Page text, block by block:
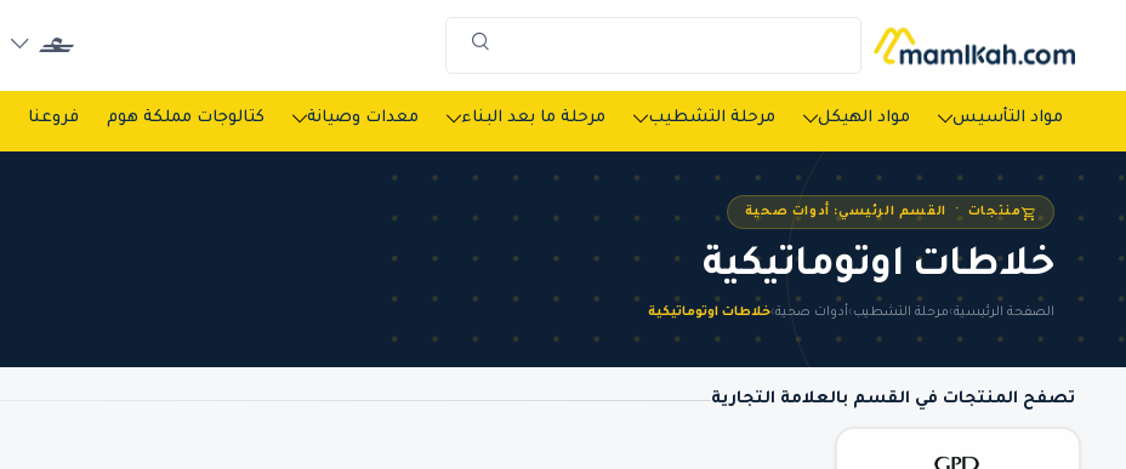
مواد التأسيس مواد الهيكل مرحلة التشطيب مرحلة ما بعد البناء معدات وصيانة كتالوجات مملكة هوم فروعنا
منتجات · القسم الرئيسي: أدوات صحية
خلاطات اوتوماتيكية
الصفحة الرئيسية›مرحلة التشطيب›أدوات صحية›خلاطات اوتوماتيكية
تصفح المنتجات في القسم بالعلامة التجارية